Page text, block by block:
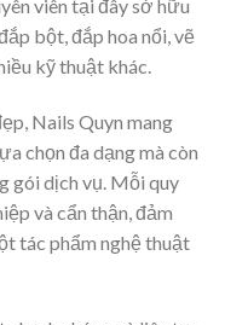
viên tại đây sở hữu
bột, đắp hoa nổi, vẽ
kỹ thuật khác.
Nails Quyn mang
chọn đa dạng mà còn
gói dịch vụ. Mỗi quy
và cẩn thận, đảm
tác phẩm nghệ thuật